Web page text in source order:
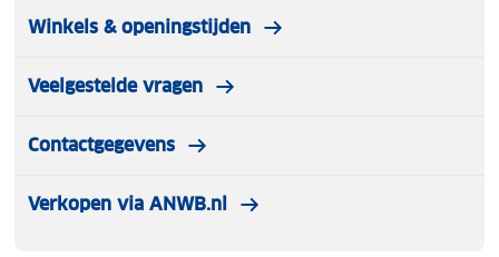
Winkels & openingstijden
Veelgestelde vragen
Contactgegevens
Verkopen via ANWB.nl